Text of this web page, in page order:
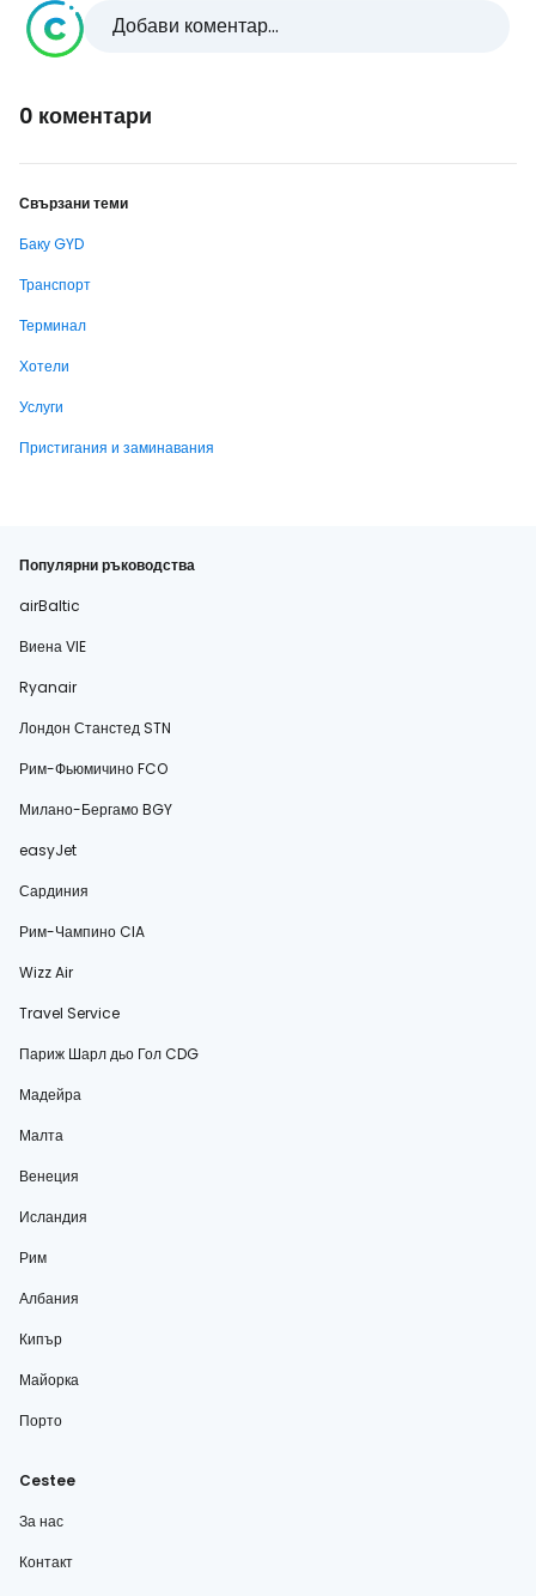
Добави коментар...
0 коментари
Свързани теми
Баку GYD
Транспорт
Терминал
Хотели
Услуги
Пристигания и заминавания
Популярни ръководства
airBaltic
Виена VIE
Ryanair
Лондон Станстед STN
Рим-Фьюмичино FCO
Милано-Бергамо BGY
easyJet
Сардиния
Рим-Чампино CIA
Wizz Air
Travel Service
Париж Шарл дьо Гол CDG
Мадейра
Малта
Венеция
Исландия
Рим
Албания
Кипър
Майорка
Порто
Cestee
За нас
Контакт